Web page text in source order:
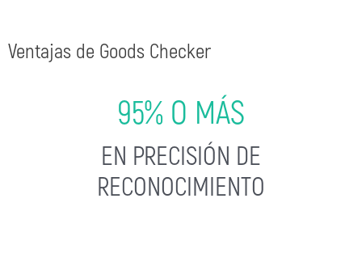
Ventajas de Goods Checker
95% O MÁS
EN PRECISIÓN DE
RECONOCIMIENTO